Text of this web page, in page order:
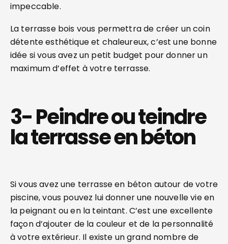
impeccable.
La terrasse bois vous permettra de créer un coin
détente esthétique et chaleureux, c’est une bonne
idée si vous avez un petit budget pour donner un
maximum d’effet à votre terrasse.
3- Peindre ou teindre
la terrasse en béton
Si vous avez une terrasse en béton autour de votre
piscine, vous pouvez lui donner une nouvelle vie en
la peignant ou en la teintant. C’est une excellente
façon d’ajouter de la couleur et de la personnalité
à votre extérieur. Il existe un grand nombre de